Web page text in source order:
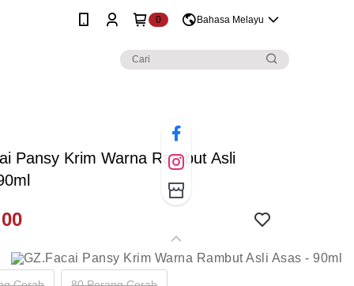
0 Bahasa Melayu
Pansy Krim Warna Rambut Asli